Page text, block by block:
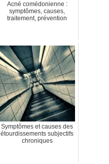
Acné comédonienne :
symptômes, causes,
traitement, prévention
Symptômes et causes des
étourdissements subjectifs
chroniques